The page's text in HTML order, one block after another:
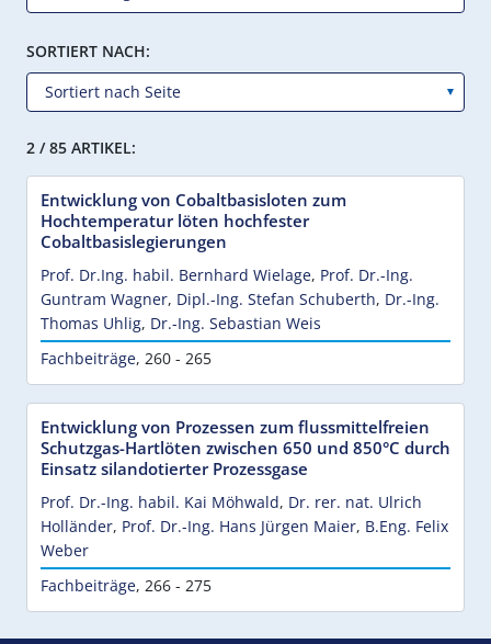
SORTIERT NACH:
2 / 85 ARTIKEL:
Entwicklung von Cobaltbasisloten zum
Hochtemperatur löten hochfester
Cobaltbasislegierungen
Prof. Dr.Ing. habil. Bernhard Wielage, Prof. Dr.-Ing.
Guntram Wagner, Dipl.-Ing. Stefan Schuberth, Dr.-Ing.
Thomas Uhlig, Dr.-Ing. Sebastian Weis
Fachbeiträge, 260 - 265
Entwicklung von Prozessen zum flussmittelfreien
Schutzgas-Hartlöten zwischen 650 und 850°C durch
Einsatz silandotierter Prozessgase
Prof. Dr.-Ing. habil. Kai Möhwald, Dr. rer. nat. Ulrich
Holländer, Prof. Dr.-Ing. Hans Jürgen Maier, B.Eng. Felix
Weber
Fachbeiträge, 266 - 275